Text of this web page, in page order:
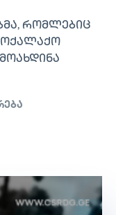
რომლებიც